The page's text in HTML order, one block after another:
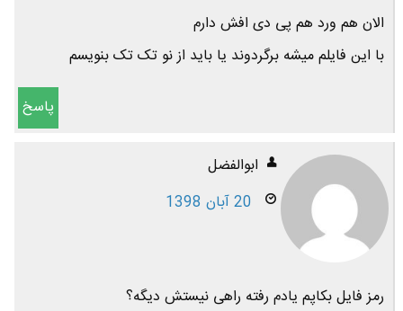
الان هم ورد هم پی دی افش دارم
با این فایلم میشه برگردوند یا باید از نو تک تک بنویسم
پاسخ
ابوالفضل
20 آبان 1398
رمز فایل بکاپم یادم رفته راهی نیستش دیگه؟